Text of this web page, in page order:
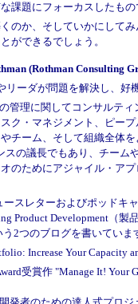
課題にフォーカスしたもの
のか、そしていかにして
ができるでしょう。
(Rothman Consulting
リーダが問題を解決し、好
管理に関してコンサルテ
ク・マネジメント、ピー
チーム、そして組織全体
スの議長でもあり、チーム
のためにアジャイル・ア
スレターおよびポッドキ
Product Development（製
2つのブログを書いてい
Increase Your Capacity
受賞作 "Manage It! Your